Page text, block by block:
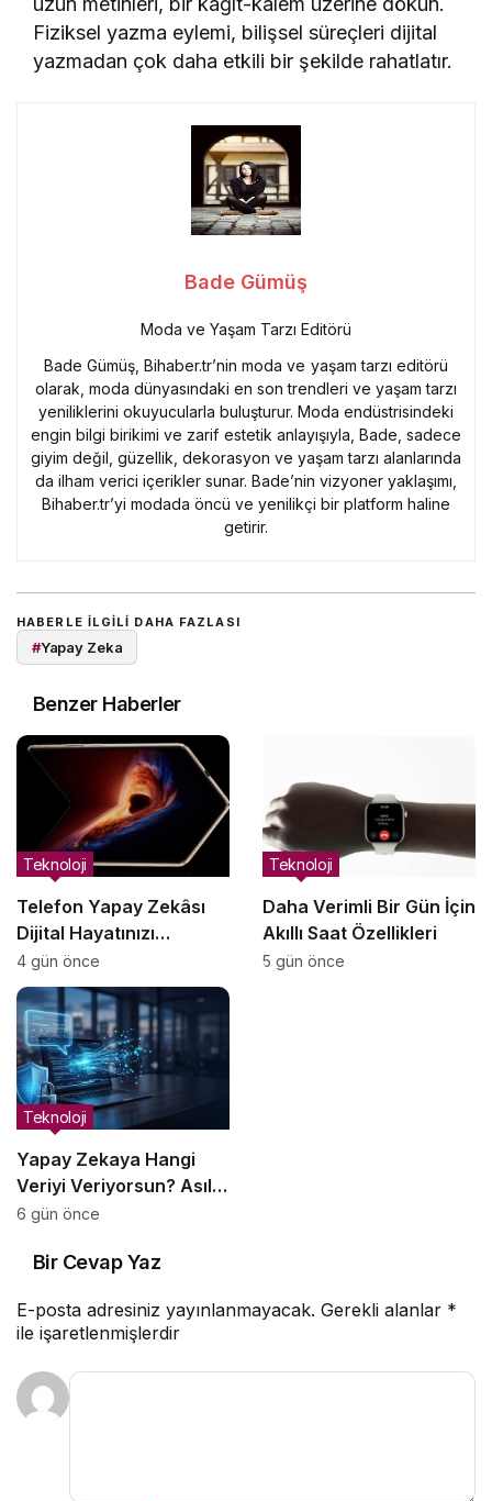
Fiziksel yazma eylemi, bilişsel süreçleri dijital
yazmadan çok daha etkili bir şekilde rahatlatır.
Bade Gümüş
Moda ve Yaşam Tarzı Editörü
Bade Gümüş, Bihaber.tr’nin moda ve yaşam tarzı editörü
olarak, moda dünyasındaki en son trendleri ve yaşam tarzı
yeniliklerini okuyucularla buluşturur. Moda endüstrisindeki
engin bilgi birikimi ve zarif estetik anlayışıyla, Bade, sadece
giyim değil, güzellik, dekorasyon ve yaşam tarzı alanlarında
da ilham verici içerikler sunar. Bade’nin vizyoner yaklaşımı,
Bihaber.tr’yi modada öncü ve yenilikçi bir platform haline
getirir.
HABERLE ILGILI DAHA FAZLASI
#Yapay Zeka
Benzer Haberler
Telefon Yapay Zekâsı
Dijital Hayatınızı
Yönetmeye Nasıl
Yardımcı Olabilir?
Teknoloji
4 gün önce
Daha Verimli Bir Gün İçin
Akıllı Saat Özellikleri
Teknoloji
5 gün önce
Yapay Zekaya Hangi
Veriyi Veriyorsun? Asıl
Risk Ürettiğin Değil,
Teknoloji
6 gün önce
Bir Cevap Yaz
E-posta adresiniz yayınlanmayacak. Gerekli alanlar *
ile işaretlenmişlerdir